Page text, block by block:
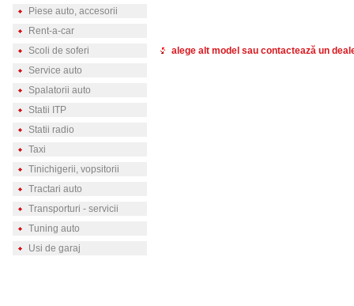
Piese auto, accesorii
Rent-a-car
Scoli de soferi
Service auto
Spalatorii auto
Statii ITP
Statii radio
Taxi
Tinichigerii, vopsitorii
Tractari auto
Transporturi - servicii
Tuning auto
Usi de garaj
alege alt model sau contactează un